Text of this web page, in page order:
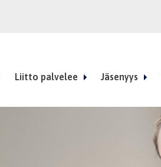
Liitto palvelee Jäsenyys